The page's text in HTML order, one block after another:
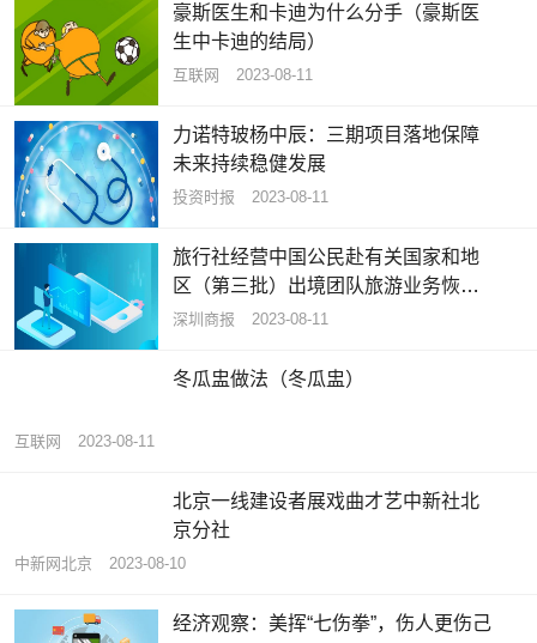
豪斯医生和卡迪为什么分手（豪斯医
生中卡迪的结局）
互联网 2023-08-11
力诺特玻杨中辰：三期项目落地保障
未来持续稳健发展
投资时报 2023-08-11
旅行社经营中国公民赴有关国家和地
区（第三批）出境团队旅游业务恢复
跟团游国家扩展至138个
深圳商报 2023-08-11
冬瓜盅做法（冬瓜盅）
互联网 2023-08-11
北京一线建设者展戏曲才艺中新社北
京分社
中新网北京 2023-08-10
经济观察：美挥“七伤拳”，伤人更伤己